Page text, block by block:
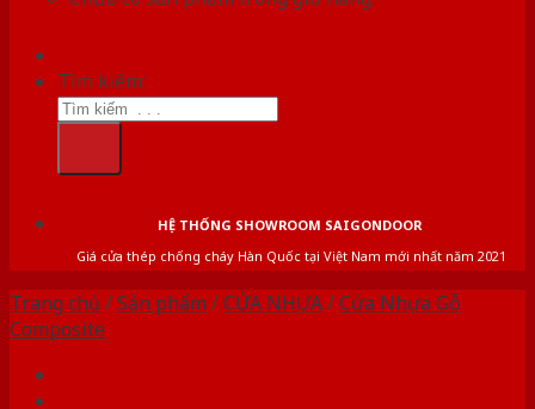
Tìm kiếm:
HỆ THỐNG SHOWROOM SAIGONDOOR
Giá cửa thép chống cháy Hàn Quốc tại Việt Nam mới nhất năm 2021
Trang chủ /Sản phẩm /CỬA NHỰA/Cửa Nhựa Gỗ
Composite